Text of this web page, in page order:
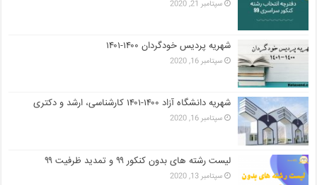
سپتامبر 21, 2020
شهریه پردیس خودگردان ۱۴۰۰-۱۴۰۱
سپتامبر 16, 2020
شهریه دانشگاه آزاد ۱۴۰۰-۱۴۰۱ کارشناسی، ارشد و دکتری
سپتامبر 16, 2020
لیست رشته های بدون کنکور ۹۹ و تمدید ظرفیت ۹۹
سپتامبر 13, 2020